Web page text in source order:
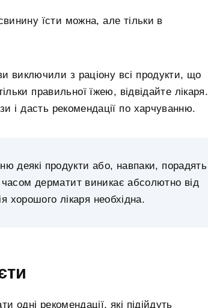
їсти можна, але тільки в
виключили з раціону всі продукти, що
правильної їжею, відвідайте лікаря.
і дасть рекомендації по харчуванню.
деякі продукти або, навпаки, порадять
дерматит виникає абсолютно від
хорошого лікаря необхідна.
одні рекомендації, які підійдуть